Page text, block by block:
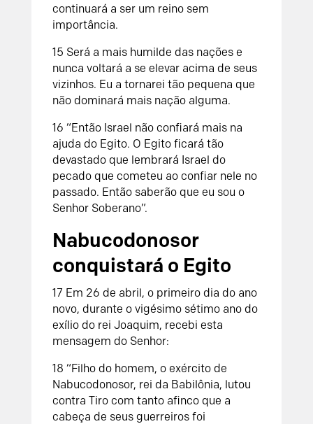
continuará a ser um reino sem
importância.
15 Será a mais humilde das nações e
nunca voltará a se elevar acima de seus
vizinhos. Eu a tornarei tão pequena que
não dominará mais nação alguma.
16 “Então Israel não confiará mais na
ajuda do Egito. O Egito ficará tão
devastado que lembrará Israel do
pecado que cometeu ao confiar nele no
passado. Então saberão que eu sou o
Senhor Soberano”.
Nabucodonosor
conquistará o Egito
17 Em 26 de abril, o primeiro dia do ano
novo, durante o vigésimo sétimo ano do
exílio do rei Joaquim, recebi esta
mensagem do Senhor:
18 “Filho do homem, o exército de
Nabucodonosor, rei da Babilônia, lutou
contra Tiro com tanto afinco que a
cabeça de seus guerreiros foi